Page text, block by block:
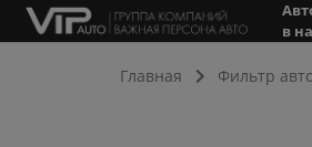
в
Главная Фильтр